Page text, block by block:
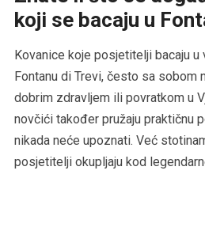
koji se bacaju u
Kovanice koje posjetitelji bacaju
Fontanu di Trevi, često sa sobom
dobrim zdravljem ili povratkom u
novčići također pružaju praktičnu
nikada neće upoznati. Već
posjetitelji okupljaju kod